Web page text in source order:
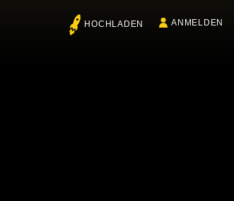
HOCHLADEN ANMELDEN